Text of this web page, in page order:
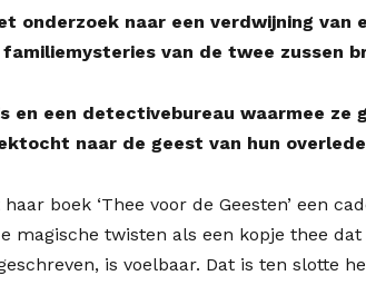
onderzoek naar een verdwijning
familiemysteries van de twee zussen
en een detectivebureau waarmee ze
naar de geest van hun
boek ‘Thee voor de Geesten’ een
magische twisten als een kopje thee
is voelbaar. Dat is ten slotte